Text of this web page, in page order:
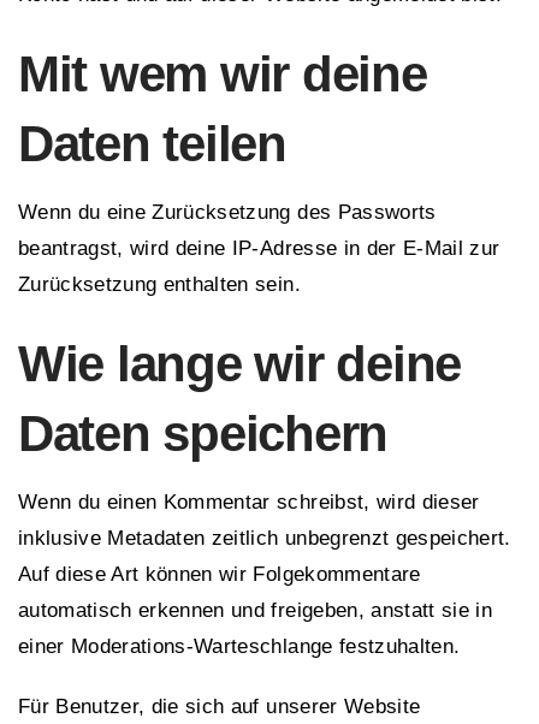
Mit wem wir deine
Daten teilen
Wenn du eine Zurücksetzung des Passworts
beantragst, wird deine IP-Adresse in der E-Mail zur
Zurücksetzung enthalten sein.
Wie lange wir deine
Daten speichern
Wenn du einen Kommentar schreibst, wird dieser
inklusive Metadaten zeitlich unbegrenzt gespeichert.
Auf diese Art können wir Folgekommentare
automatisch erkennen und freigeben, anstatt sie in
einer Moderations-Warteschlange festzuhalten.
Für Benutzer, die sich auf unserer Website